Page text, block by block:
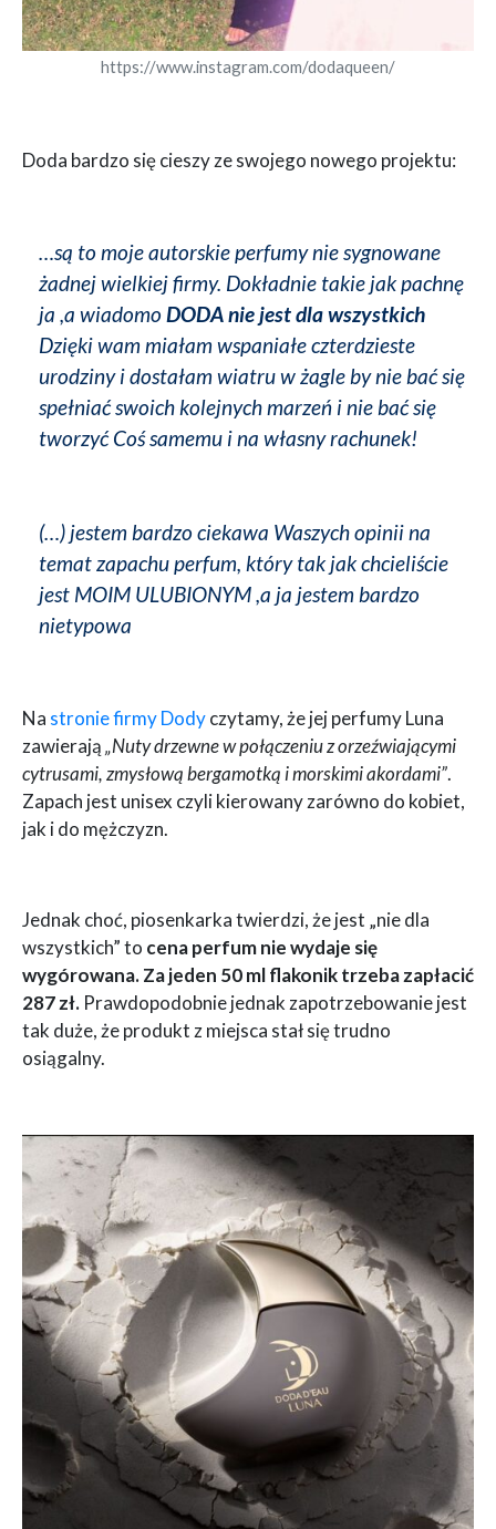
https://www.instagram.com/dodaqueen/
Doda bardzo się cieszy ze swojego nowego projektu:
…są to moje autorskie perfumy nie sygnowane
żadnej wielkiej firmy. Dokładnie takie jak pachnę
ja ,a wiadomo DODA nie jest dla wszystkich
Dzięki wam miałam wspaniałe czterdzieste
urodziny i dostałam wiatru w żagle by nie bać się
spełniać swoich kolejnych marzeń i nie bać się
tworzyć Coś samemu i na własny rachunek!
(…) jestem bardzo ciekawa Waszych opinii na
temat zapachu perfum, który tak jak chcieliście
jest MOIM ULUBIONYM ,a ja jestem bardzo
nietypowa
Na stronie firmy Dodyczytamy, że jej perfumy Luna
zawierają„Nuty drzewne w połączeniu z orzeźwiającymi
cytrusami, zmysłową bergamotką i morskimi akordami”.
Zapach jest unisex czyli kierowany zarówno do kobiet,
jak i do mężczyzn.
Jednak choć, piosenkarka twierdzi, że jest „nie dla
wszystkich” to cena perfum nie wydaje się
wygórowana. Za jeden 50 ml flakonik trzeba zapłacić
287 zł. Prawdopodobnie jednak zapotrzebowanie jest
tak duże, że produkt z miejsca stał się trudno
osiągalny.